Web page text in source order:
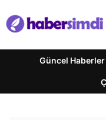
Güncel Haberler